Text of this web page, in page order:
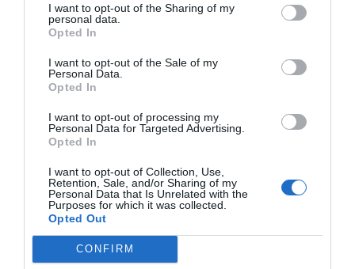
I want to opt-out of the Sharing of my
personal data.
Opted In
I want to opt-out of the Sale of my
Personal Data.
Opted In
I want to opt-out of processing my
Personal Data for Targeted Advertising.
Opted In
I want to opt-out of Collection, Use,
Retention, Sale, and/or Sharing of my
Personal Data that Is Unrelated with the
Purposes for which it was collected.
Opted Out
CONFIRM
INTERNACIONAL
Colombia. De la Espriella toma posesión
del ELN y el sabotaje de la Izquierda
José Ángel Gutiérrez
Vox pide devolver a los hijos con sus padres...
y es fascista...el PNV opina lo mismo... y es
Redacción 06/08/26 17:03
ECONOMÍA
Siemens baja en bolsa, pese a que vuelve a
elevar previsiones, tras un trimestre récord